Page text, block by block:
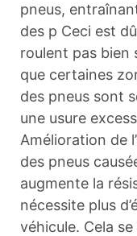
pneus,
des p Ceci est
roulent pas bien
que certaines
des pneus sont
une usure
Amélioration de
des pneus
augmente la
nécessite plus
véhicule. Cela